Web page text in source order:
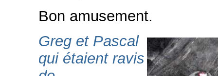
Bon amusement.
Greg et Pascal
qui étaient ravis